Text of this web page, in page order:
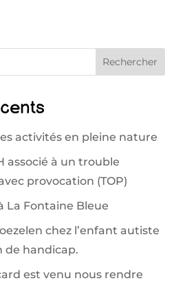
Rechercher
activités en pleine nature
associé à un trouble
provocation (TOP)
La Fontaine Bleue
chez l’enfant autiste
de handicap.
est venu nous rendre